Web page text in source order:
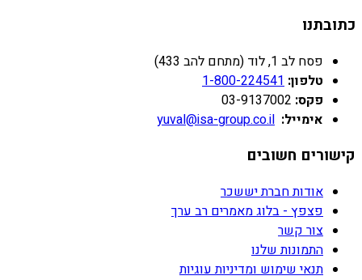
כתובתנו
פסח לב 1, לוד (מתחם להב 433)
טלפון: 1-800-224541
פקס: 03-9137002
אימייל: yuval@isa-group.co.il
קישורים חשובים
אודות חברת יששכר
פצפץ - בלוג מאמרים רב ערך
צור קשר
התמונות שלנו
תנאי שימוש ומדיניות עוגיות